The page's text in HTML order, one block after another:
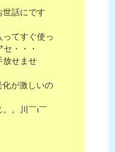
世話にです
てすぐ使っ
・・・
放せませ
化が激しいの
。川￣ι￣